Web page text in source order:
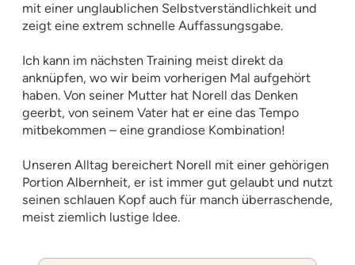
mit einer unglaublichen Selbstverständlichkeit und
zeigt eine extrem schnelle Auffassungsgabe.
Ich kann im nächsten Training meist direkt da
anknüpfen, wo wir beim vorherigen Mal aufgehört
haben. Von seiner Mutter hat Norell das Denken
geerbt, von seinem Vater hat er eine das Tempo
mitbekommen – eine grandiose Kombination!
Unseren Alltag bereichert Norell mit einer gehörigen
Portion Albernheit, er ist immer gut gelaubt und nutzt
seinen schlauen Kopf auch für manch überraschende,
meist ziemlich lustige Idee.